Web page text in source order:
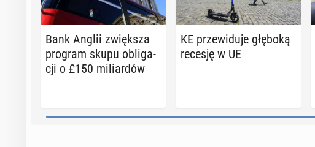
Bank Anglii zwięk­sza
program skupu ob­li­ga­
cji o £150 mi­liar­dów
KE prze­wi­du­je głęboką
recesję w UE